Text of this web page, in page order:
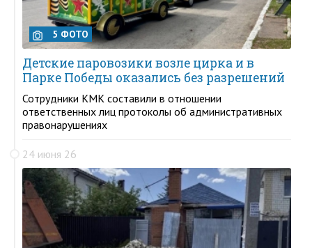
5 ФОТО
Детские паровозики возле цирка и в
Парке Победы оказались без разрешений
Сотрудники КМК составили в отношении
ответственных лиц протоколы об административных
правонарушениях
24 июня 26